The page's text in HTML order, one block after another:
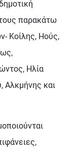
παρακάτω
Κοίλης, Ηούς,
Ηλία
Αλκμήνης και